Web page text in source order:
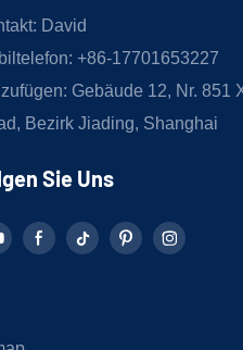
David
+86-17701653227
Gebäude 12, Nr. 851
Bezirk Jiading, Shanghai
Sie Uns